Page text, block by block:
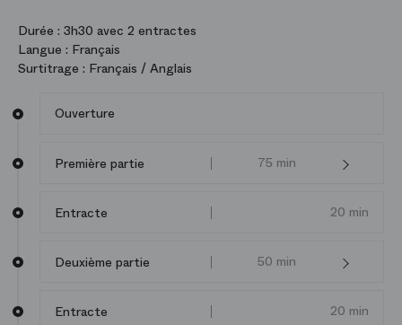
Jacques Offenbach espère démontrer qu’il n’est pas
qu’un compositeur d’œuvres légères. Même inachevée
en raison de sa mort en 1880, la partition constitue un
célèbres comme la Barcarolle ou l’air de la Poupée.
le théâtre, plonge le spectateur dans l’univers d’un
cette mise en abyme vertigineuse, les notions d’anti-
héros et d’idéal féminin.
Durée : 3h30 avec 2 entractes
Langue : Français
Surtitrage : Français / Anglais
Ouverture
Première partie 75 min
Entracte 20 min
Deuxième partie 50 min
Entracte 20 min